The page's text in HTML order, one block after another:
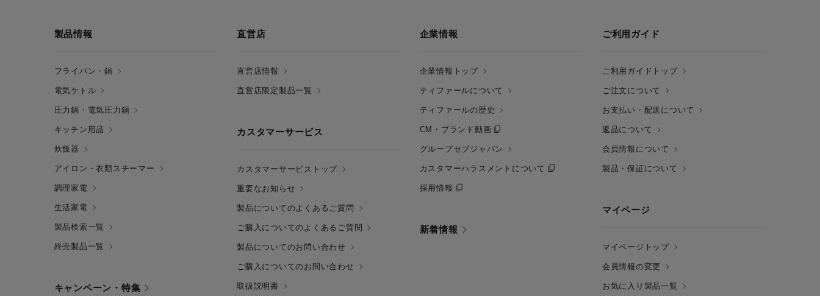
製品情報
フライパン・鍋
電気ケトル
圧力鍋・電気圧力鍋
キッチン用品
炊飯器
アイロン・衣類スチーマー
調理家電
生活家電
製品検索一覧
終売製品一覧
キャンペーン・特集
直営店
直営店情報
直営店限定製品一覧
カスタマーサービス
カスタマーサービストップ
重要なお知らせ
製品についてのよくあるご質問
ご購入についてのよくあるご質問
製品についてのお問い合わせ
ご購入についてのお問い合わせ
取扱説明書
企業情報
企業情報トップ
ティファールについて
ティファールの歴史
CM・ブランド動画
グループセブジャパン
カスタマーハラスメントについて
採用情報
新着情報
ご利用ガイド
ご利用ガイドトップ
ご注文について
お支払い・配送について
返品について
会員情報について
製品・保証について
マイページ
マイページトップ
会員情報の変更
お気に入り製品一覧